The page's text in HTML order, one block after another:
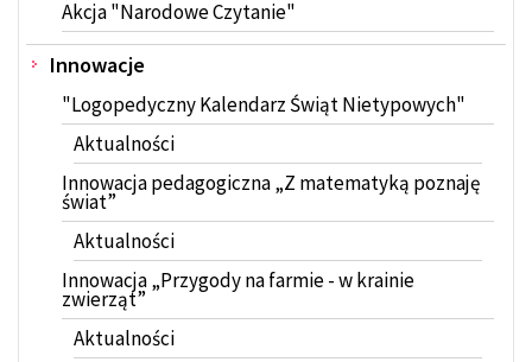
Akcja "Narodowe Czytanie"
Innowacje
"Logopedyczny Kalendarz Świąt Nietypowych"
Aktualności
Innowacja pedagogiczna „Z matematyką poznaję
świat”
Aktualności
Innowacja „Przygody na farmie - w krainie
zwierząt”
Aktualności